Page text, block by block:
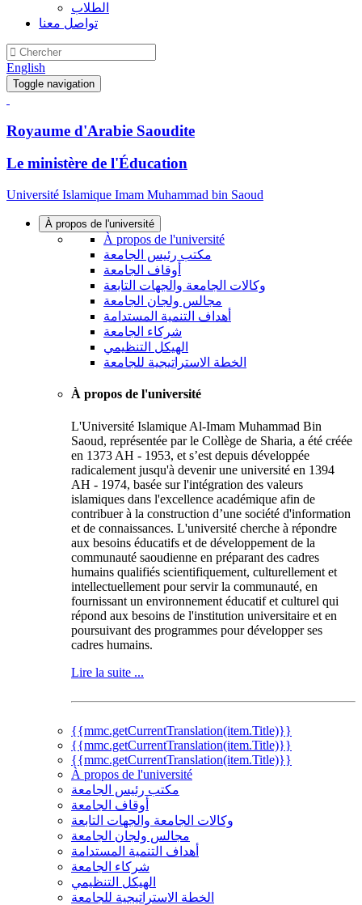
الطلاب
تواصل معنا
English
Toggle navigation
Royaume d'Arabie Saoudite
Le ministère de l'Éducation
Université Islamique Imam Muhammad bin Saoud
À propos de l'université
À propos de l'université
مكتب رئيس الجامعة
أوقاف الجامعة
وكالات الجامعة والجهات التابعة
مجالس ولجان الجامعة
أهداف التنمية المستدامة
شركاء الجامعة
الهيكل التنظيمي
الخطة الاستراتيجية للجامعة
À propos de l'université
L'Université Islamique Al-Imam Muhammad Bin
Saoud, représentée par le Collège de Sharia, a été créée
en 1373 AH - 1953, et s’est depuis développée
radicalement jusqu'à devenir une université en 1394
AH - 1974, basée sur l'intégration des valeurs
islamiques dans l'excellence académique afin de
contribuer à la construction d’une société d'information
et de connaissances. L'université cherche à répondre
aux besoins éducatifs et de développement de la
communauté saoudienne en préparant des cadres
humains qualifiés scientifiquement, culturellement et
intellectuellement pour servir la communauté, en
fournissant un environnement éducatif et culturel qui
répond aux besoins de l'institution universitaire et en
poursuivant des programmes pour développer ses
cadres humains.
Lire la suite ...
{{mmc.getCurrentTranslation(item.Title)}}
{{mmc.getCurrentTranslation(item.Title)}}
{{mmc.getCurrentTranslation(item.Title)}}
À propos de l'université
مكتب رئيس الجامعة
أوقاف الجامعة
وكالات الجامعة والجهات التابعة
مجالس ولجان الجامعة
أهداف التنمية المستدامة
شركاء الجامعة
الهيكل التنظيمي
الخطة الاستراتيجية للجامعة